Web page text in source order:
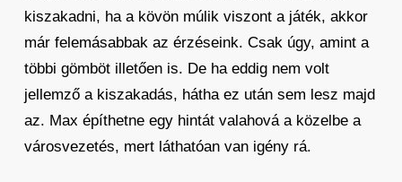
kiszakadni, ha a kövön múlik viszont a játék, akkor
már felemásabbak az érzéseink. Csak úgy, amint a
többi gömböt illetően is. De ha eddig nem volt
jellemző a kiszakadás, hátha ez után sem lesz majd
az. Max építhetne egy hintát valahová a közelbe a
városvezetés, mert láthatóan van igény rá.